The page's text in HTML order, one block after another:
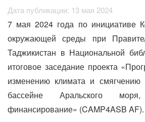
Дата публикации: 13 мая 2024
7 мая 2024 года по инициативе
окружающей среды при
Таджикистан в Национальной
итоговое заседание проекта
изменению климата и смягчению
бассейне Аральского моря,
финансирование» (CAMP4ASB AF).